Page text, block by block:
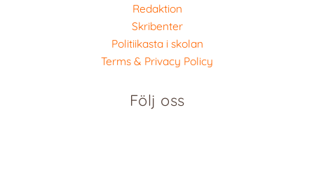
Redaktion
Skribenter
Politiikasta i skolan
Terms & Privacy Policy
Följ oss